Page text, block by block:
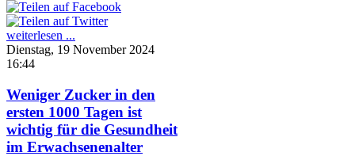
weiterlesen ...
Dienstag, 19 November 2024
16:44
Weniger Zucker in den
ersten 1000 Tagen ist
wichtig für die Gesundheit
im Erwachsenenalter